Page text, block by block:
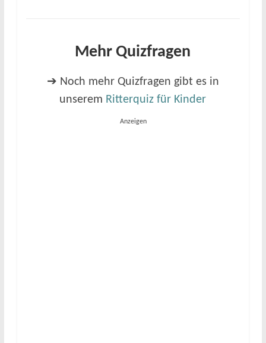
Mehr Quizfragen
➔ Noch mehr Quizfragen gibt es in
unserem Ritterquiz für Kinder
Anzeigen